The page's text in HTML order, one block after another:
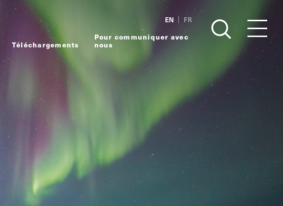
FR
EN
Téléchargements
Pour communiquer avec
nous